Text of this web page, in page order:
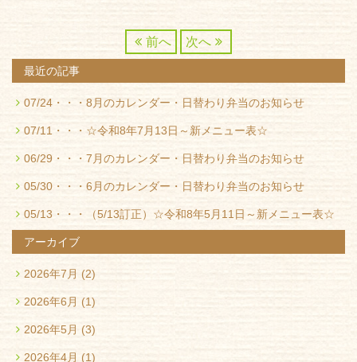
前へ 次へ
最近の記事
07/24・・・ 8月のカレンダー・日替わり弁当のお知らせ
07/11・・・ ☆令和8年7月13日～新メニュー表☆
06/29・・・ 7月のカレンダー・日替わり弁当のお知らせ
05/30・・・ 6月のカレンダー・日替わり弁当のお知らせ
05/13・・・ （5/13訂正）☆令和8年5月11日～新メニュー表☆
アーカイブ
2026年7月 (2)
2026年6月 (1)
2026年5月 (3)
2026年4月 (1)